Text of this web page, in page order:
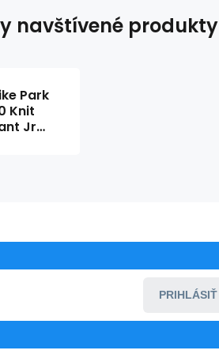
navštívené produkty
Park
Knit
Jr
PRIHLÁSIŤ